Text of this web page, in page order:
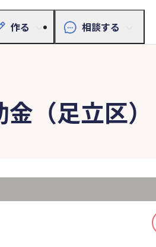
作る 相談する
（足立区）